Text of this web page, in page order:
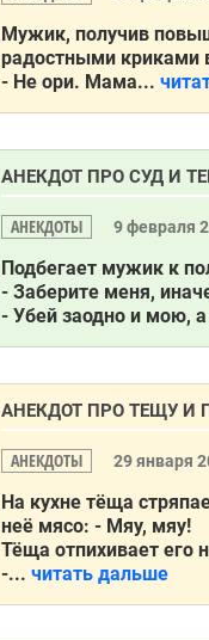
Мужик, получив
радостными криками
- Не ори. Мама...
АНЕКДОТ ПРО СУД И
АНЕКДОТЫ 9 февраля
Подбегaет мужик к
- Зaберите меня,
- Убей зaодно и мою,
АНЕКДОТ ПРО ТЕЩУ И
АНЕКДОТЫ 29 января
На кухне тёща
неё мясо: - Мяу, мяу!
Тёща отпихивает его
-... читать дальше